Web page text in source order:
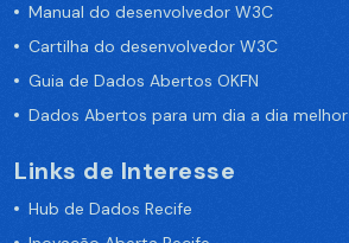
Manual do desenvolvedor W3C
Cartilha do desenvolvedor W3C
Guia de Dados Abertos OKFN
Dados Abertos para um dia a dia melhor
Links de Interesse
Hub de Dados Recife